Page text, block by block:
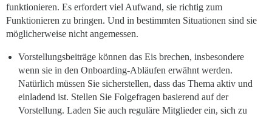
funktionieren. Es erfordert viel Aufwand, sie richtig zum
Funktionieren zu bringen. Und in bestimmten Situationen sind sie
möglicherweise nicht angemessen.
Vorstellungsbeiträge können das Eis brechen, insbesondere
wenn sie in den Onboarding-Abläufen erwähnt werden.
Natürlich müssen Sie sicherstellen, dass das Thema aktiv und
einladend ist. Stellen Sie Folgefragen basierend auf der
Vorstellung. Laden Sie auch reguläre Mitglieder ein, sich zu